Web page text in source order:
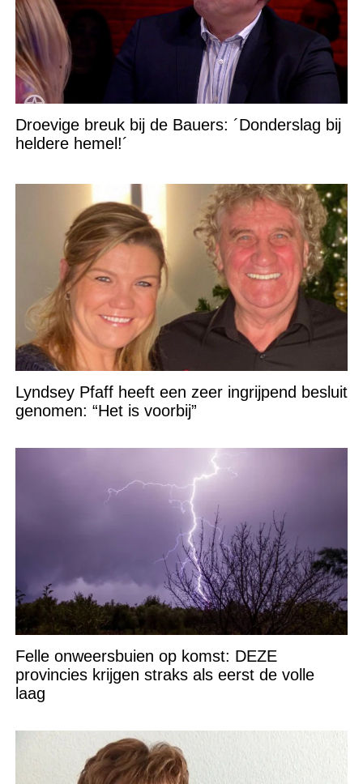
Droevige breuk bij de Bauers: ´Donderslag bij
heldere hemel!´
Lyndsey Pfaff heeft een zeer ingrijpend besluit
genomen: “Het is voorbij”
Felle onweersbuien op komst: DEZE
provincies krijgen straks als eerst de volle
laag